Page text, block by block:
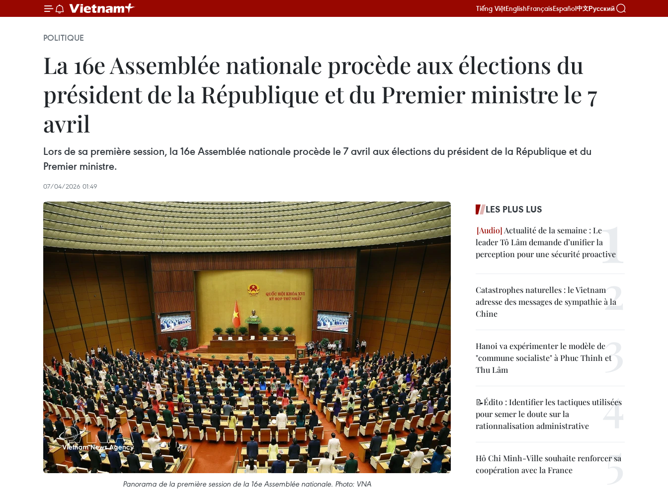
Tiếng ViệtEnglishFrançaisEspañol中文Русский
POLITIQUE
La 16e Assemblée nationale procède aux élections du
président de la République et du Premier ministre le 7
avril
Lors de sa première session, la 16e Assemblée nationale procède le 7 avril aux élections du président de la République et du
Premier ministre.
07/04/2026 01:49
Panorama de la première session de la 16e Assemblée nationale. Photo: VNA
LES PLUS LUS
Actualité de la semaine : Le
leader Tô Lâm demande d’unifier la
perception pour une sécurité proactive
Catastrophes naturelles : le Vietnam
adresse des messages de sympathie à la
Chine
Hanoi va expérimenter le modèle de
"commune socialiste" à Phuc Thinh et
Thu Lâm
📝Édito : Identifier les tactiques utilisées
pour semer le doute sur la
rationnalisation administrative
Hô Chi Minh-Ville souhaite renforcer sa
coopération avec la France